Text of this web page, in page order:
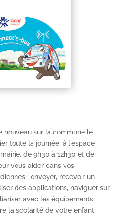
nouveau sur la commune le
toute la journée, à l'espace
de 9h30 à 12h30 et de
vous aider dans vos
: envoyer, recevoir un
des applications, naviguer sur
avec les équipements
la scolarité de votre enfant,